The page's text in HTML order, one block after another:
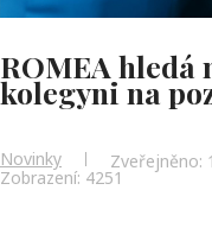
ROMEA hledá
kolegyni na
Novinky Zveřejněno:
Zobrazení: 4251